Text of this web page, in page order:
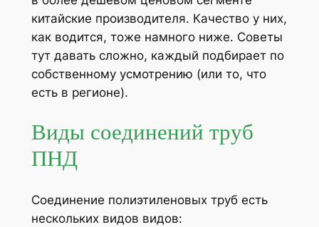
китайские производителя. Качество у них,
как водится, тоже намного ниже. Советы
тут давать сложно, каждый подбирает по
собственному усмотрению (или то, что
есть в регионе).
Виды соединений труб
ПНД
Соединение полиэтиленовых труб есть
нескольких видов видов: